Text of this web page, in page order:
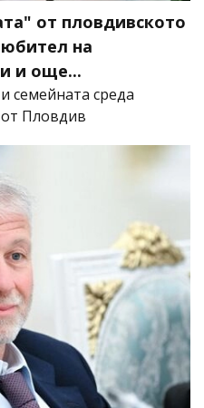
от пловдивското
на
и още...
семейната среда
Пловдив